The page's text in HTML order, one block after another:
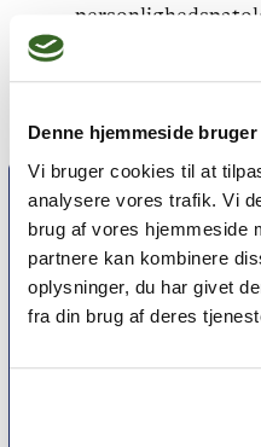
Denne hjemmeside
Vi bruger cookies til at
analysere vores trafik. Vi
brug af vores hjemmeside
partnere kan kombinere
oplysninger, du har givet
fra din brug af deres